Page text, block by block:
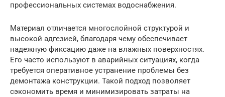
профессиональных системах водоснабжения.
Материал отличается многослойной структурой и
высокой адгезией, благодаря чему обеспечивает
надежную фиксацию даже на влажных поверхностях.
Его часто используют в аварийных ситуациях, когда
требуется оперативное устранение проблемы без
демонтажа конструкции. Такой подход позволяет
сэкономить время и минимизировать затраты на